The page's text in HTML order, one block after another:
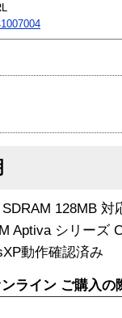
128MB
Aptiva シリーズ
動作確認済み
ライン ご購入の